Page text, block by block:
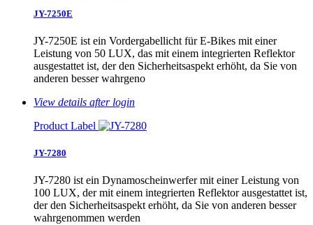
JY-7250E
JY-7250E ist ein Vordergabellicht für E-Bikes mit einer
Leistung von 50 LUX, das mit einem integrierten Reflektor
ausgestattet ist, der den Sicherheitsaspekt erhöht, da Sie von
anderen besser wahrgeno
View details after login
Product Label
JY-7280
JY-7280 ist ein Dynamoscheinwerfer mit einer Leistung von
100 LUX, der mit einem integrierten Reflektor ausgestattet ist,
der den Sicherheitsaspekt erhöht, da Sie von anderen besser
wahrgenommen werden